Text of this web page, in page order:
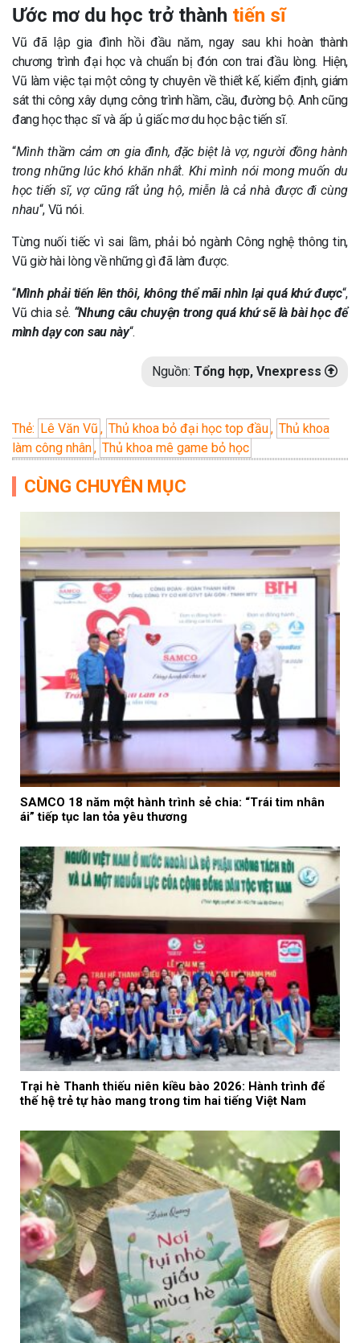
Ước mơ du học trở thành tiến sĩ
Vũ đã lập gia đình hồi đầu năm, ngay sau khi hoàn thành
chương trình đại học và chuẩn bị đón con trai đầu lòng. Hiện,
Vũ làm việc tại một công ty chuyên về thiết kế, kiểm định, giám
sát thi công xây dựng công trình hầm, cầu, đường bộ. Anh cũng
đang học thạc sĩ và ấp ủ giấc mơ du học bậc tiến sĩ.
“Mình thầm cảm ơn gia đình, đặc biệt là vợ, người đồng hành
trong những lúc khó khăn nhất. Khi mình nói mong muốn du
học tiến sĩ, vợ cũng rất ủng hộ, miễn là cả nhà được đi cùng
nhau“, Vũ nói.
Từng nuối tiếc vì sai lầm, phải bỏ ngành Công nghệ thông tin,
Vũ giờ hài lòng về những gì đã làm được.
“Mình phải tiến lên thôi, không thể mãi nhìn lại quá khứ được“,
Vũ chia sẻ. “Nhưng câu chuyện trong quá khứ sẽ là bài học để
mình dạy con sau này“.
Nguồn: Tổng hợp, Vnexpress
Thẻ: Lê Văn Vũ , Thủ khoa bỏ đại học top đầu, Thủ khoa
làm công nhân, Thủ khoa mê game bỏ học
CÙNG CHUYÊN MỤC
SAMCO 18 năm một hành trình sẻ chia: “Trái tim nhân
ái” tiếp tục lan tỏa yêu thương
Trại hè Thanh thiếu niên kiều bào 2026: Hành trình để
thế hệ trẻ tự hào mang trong tim hai tiếng Việt Nam